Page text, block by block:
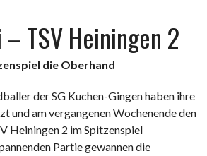
– TSV Heiningen 2
die Oberhand
der SG Kuchen-Gingen haben ihre
und am vergangenen Wochenende den
Heiningen 2 im Spitzenspiel
Partie gewannen die